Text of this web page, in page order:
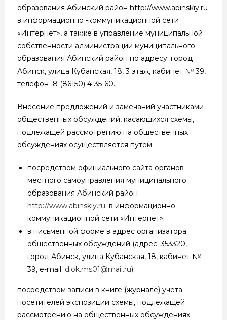
образования Абинский район http://www.abinskiy.ru
в информационно -коммуникационной сети
«Интернет», а также в управление муниципальной
собственности администрации муниципального
образования Абинский район по адресу: город
Абинск, улица Кубанская, 18, 3 этаж, кабинет № 39,
телефон 8 (86150) 4-35-60.
Внесение предложений и замечаний участниками
общественных обсуждений, касающихся схемы,
подлежащей рассмотрению на общественных
обсуждениях осуществляется путем:
посредством официального сайта органов
местного самоуправления муниципального
образования Абинский район
http://www.abinskiy.ru. в информационно-
коммуникационной сети «Интернет»;
в письменной форме в адрес организатора
общественных обсуждений (адрес: 353320,
город Абинск, улица Кубанская, 18, кабинет №
39, e-mail: diok.ms01@mail.ru);
посредством записи в книге (журнале) учета
посетителей экспозиции схемы, подлежащей
рассмотрению на общественных обсуждениях.